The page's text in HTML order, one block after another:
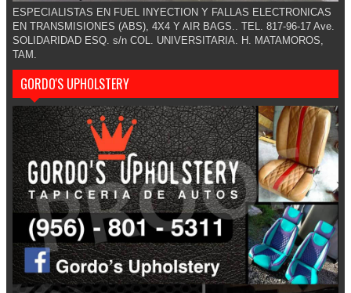
ESPECIALISTAS EN FUEL INYECTION Y FALLAS ELECTRONICAS
EN TRANSMISIONES (ABS), 4X4 Y AIR BAGS.. TEL. 817-96-17 Ave.
SOLIDARIDAD ESQ. s/n COL. UNIVERSITARIA. H. MATAMOROS,
TAM.
GORDO'S UPHOLSTERY